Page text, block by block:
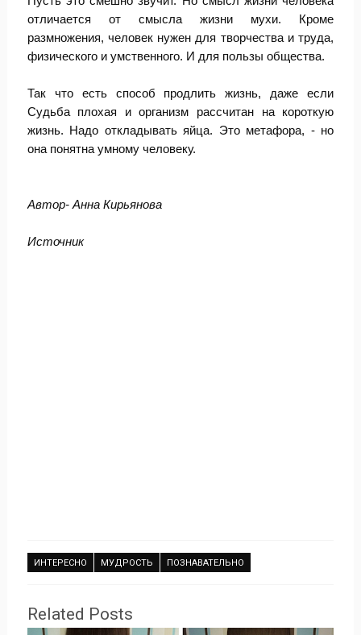
отличается от смысла жизни мухи. Кроме
размножения, человек нужен для творчества и труда,
физического и умственного. И для пользы общества.
Так что есть способ продлить жизнь, даже если
Судьба плохая и организм рассчитан на короткую
жизнь. Надо откладывать яйца. Это метафора, - но
она понятна умному человеку.
Автор- Анна Кирьянова
Источник
ИНТЕРЕСНО МУДРОСТЬ ПОЗНАВАТЕЛЬНО
Related Posts